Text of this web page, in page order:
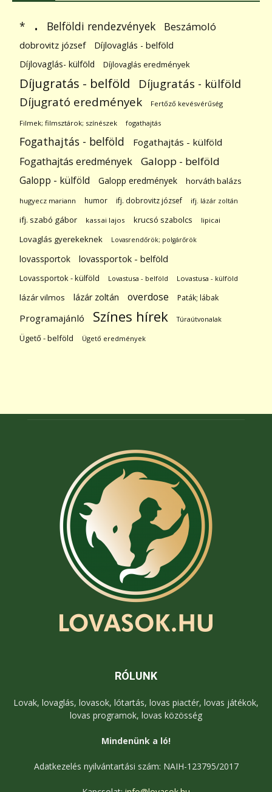
* . Belföldi rendezvények Beszámoló
dobrovitz józsef
Díjlovaglás - belföld
Díjlovaglás- külföld
Díjlovaglás eredmények
Díjugratás - belföld Díjugratás - külföld
Díjugrató eredmények Fertőző kevésvérűség
Filmek; filmsztárok; színészek fogathajtás
Fogathajtás - belföld Fogathajtás - külföld
Fogathajtás eredmények Galopp - belföld
Galopp - külföld Galopp eredmények horváth balázs
hugyecz mariann humor ifj. dobrovitz józsef ifj. lázár zoltán
ifj. szabó gábor kassai lajos krucsó szabolcs lipicai
Lovaglás gyerekeknek Lovasrendőrök; polgárőrök
lovassportok lovassportok - belföld
Lovassportok - külföld Lovastusa - belföld Lovastusa - külföld
lázár vilmos lázár zoltán overdose Paták; lábak
Programajánló Színes hírek Túraútvonalak
Ügető - belföld Ügető eredmények
RÓLUNK
Lovak, lovaglás, lovasok, lótartás, lovas piactér, lovas játékok,
lovas programok, lovas közösség
Mindenünk a ló!
Adatkezelés nyilvántartási szám: NAIH-123795/2017